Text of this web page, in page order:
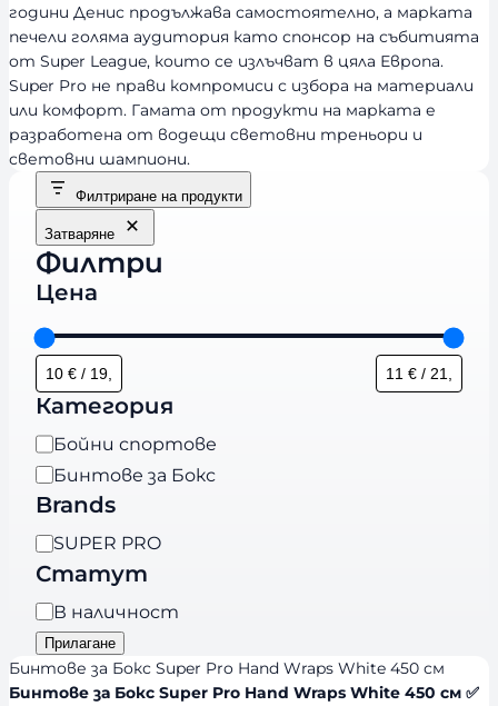
години Денис продължава самостоятелно, а марката
печели голяма аудитория като спонсор на събитията
от Super League, които се излъчват в цяла Европа.
Super Pro не прави компромиси с избора на материали
или комфорт. Гамата от продукти на марката е
разработена от водещи световни треньори и
световни шампиони.
Филтриране на продукти
Затваряне
Филтри
Цена
Категория
К
а
т
г
о
р
и
я
Бойни спортове
Бинтове за Бокс
Brands
B
r
a
n
d
s
SUPER PRO
Статут
Н
а
л
и
В наличност
Прилагане
Бинтове за Бокс Super Pro Hand Wraps White 450 см
Бинтове за Бокс Super Pro Hand Wraps White 450 см ✅